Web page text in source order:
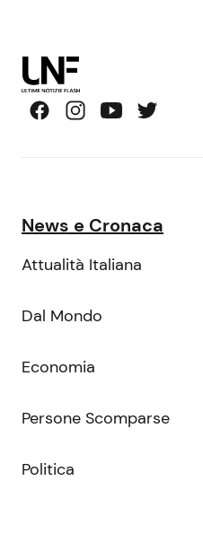
News e Cronaca
Attualità Italiana
Dal Mondo
Economia
Persone Scomparse
Politica